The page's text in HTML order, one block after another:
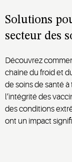
Solutions
secteur des
Découvrez
chaîne du froid et
de soins de santé
l’intégrité des
des conditions
ont un impact